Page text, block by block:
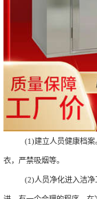
(1)建立人员健康档
衣，严禁吸烟等。
(2)人员净化进入洁